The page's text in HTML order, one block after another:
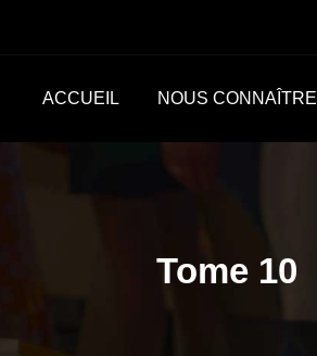
ACCUEIL NOUS CONNAÎTRE
Tome 10